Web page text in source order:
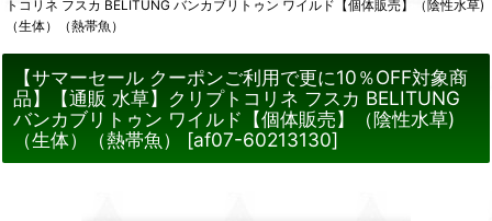
トコリネ フスカ BELITUNG バンカブリトゥン ワイルド【個体販売】（陰性水草)
（生体）（熱帯魚）
【サマーセール クーポンご利用で更に10％OFF対象商
品】【通販 水草】クリプトコリネ フスカ BELITUNG
バンカブリトゥン ワイルド【個体販売】（陰性水草)
（生体）（熱帯魚）
[af07-60213130]